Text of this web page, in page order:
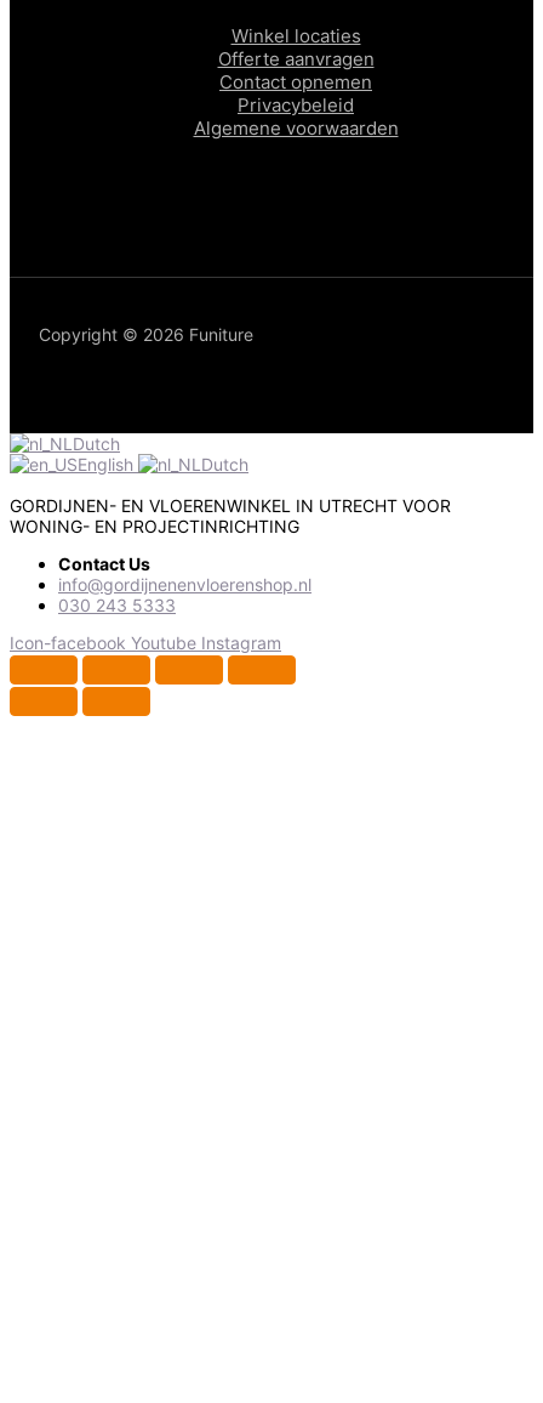
Winkel locaties
Offerte aanvragen
Contact opnemen
Privacybeleid
Algemene voorwaarden
Copyright © 2026 Funiture
Dutch
English
Dutch
GORDIJNEN- EN VLOERENWINKEL IN UTRECHT VOOR
WONING- EN PROJECTINRICHTING
Contact Us
info@gordijnenenvloerenshop.nl
030 243 5333
Icon-facebook Youtube Instagram